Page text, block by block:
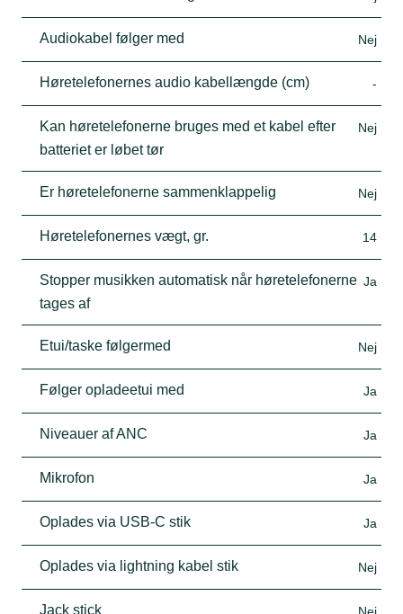
Audiokabel følger med Nej
Høretelefonernes audio kabellængde (cm) -
Kan høretelefonerne bruges med et kabel efter
batteriet er løbet tør
Nej
Er høretelefonerne sammenklappelig Nej
Høretelefonernes vægt, gr. 14
Stopper musikken automatisk når høretelefonerne
tages af
Ja
Etui/taske følgermed Nej
Følger opladeetui med Ja
Niveauer af ANC Ja
Mikrofon Ja
Oplades via USB-C stik Ja
Oplades via lightning kabel stik Nej
Jack stick